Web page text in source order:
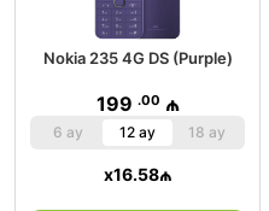
Nokia 235 4G DS (Purple)
199 .00 ₼
6 ay 12 ay 18 ay
x16.58₼